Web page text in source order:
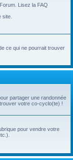
Lisez la FAQ
site.
ce qui ne pourrait trouver
partager une randonnée
votre co-cyclo(te) !
pour vendre votre